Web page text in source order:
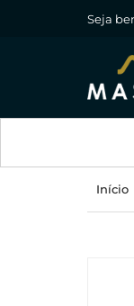
Seja
Início